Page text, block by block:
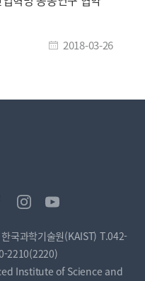
2018-03-26
국과학기술원(KAIST) T.042-
2210(2220)
Institute of Science and